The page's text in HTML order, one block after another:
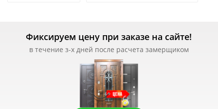
Фиксируем цену при заказе на сайте!
в течение з-х дней после расчета замерщиком